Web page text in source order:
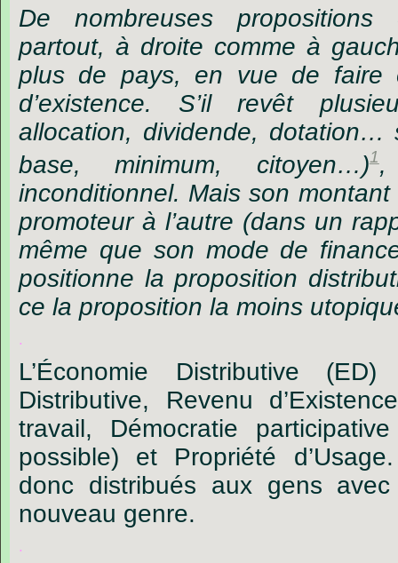
De nombreuses
partout, à droite comme à
plus de pays, en vue de faire
d’existence. S’il revêt
allocation, dividende, dotation…
base, minimum, citoyen…)1,
inconditionnel. Mais son montant
promoteur à l’autre (dans un
même que son mode de
positionne la proposition
ce la proposition la moins
.
L’Économie Distributive
Distributive, Revenu
travail, Démocratie
possible) et Propriété
donc distribués aux gens
nouveau genre.
.